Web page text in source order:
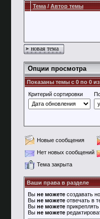
Тема/Автор темы
новая тема
Опции просмотра
Показаны темы с 0 по 0 из
Критерий сортировки
Новые сообщения
Нет новых сообщений
Тема закрыта
Ваши права в разделе
Вы не можете создавать
Вы не можете отвечать в
Вы не можете
Вы не можете